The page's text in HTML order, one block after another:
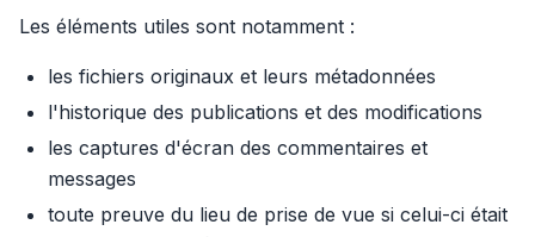
Les éléments utiles sont notamment :
les fichiers originaux et leurs métadonnées
l'historique des publications et des modifications
les captures d'écran des commentaires et
messages
toute preuve du lieu de prise de vue si celui-ci était